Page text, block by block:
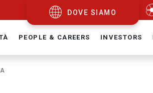
DOVE SIAMO
PEOPLE & CAREERS INVESTORS